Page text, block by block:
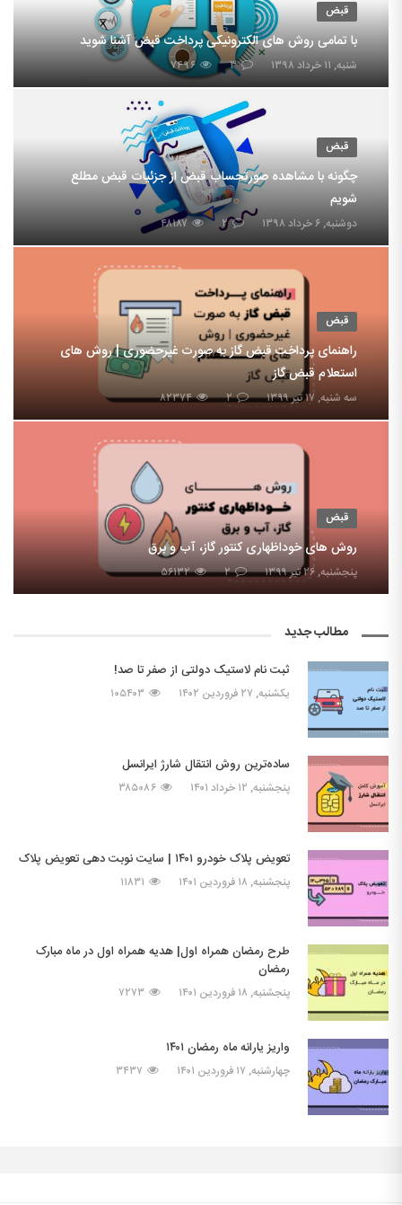
قبض
با تمامی روش های الکترونیکی پرداخت قبض آشنا شوید
شنبه, ۱۱ خرداد ۱۳۹۸ ۳ ۷۴۹۶
قبض
چگونه با مشاهده صورتحساب قبض از جزئیات قبض مطلع
شویم
دوشنبه, ۶ خرداد ۱۳۹۸ ۲ ۴۸۱۸۷
قبض
راهنمای پرداخت قبض گاز به صورت غیرحضوری | روش های
استعلام قبض گاز
سه شنبه, ۱۷ تیر ۱۳۹۹ ۲ ۸۲۳۷۴
قبض
روش های خوداظهاری کنتور گاز، آب و برق
پنجشنبه, ۲۶ تیر ۱۳۹۹ ۲ ۵۶۱۳۲
مطالب جدید
ثبت نام لاستیک دولتی از صفر تا صد!
یکشنبه, ۲۷ فروردین ۱۴۰۲ ۱۰۵۴۰۳
ساده‌ترین روش انتقال شارژ ایرانسل
پنجشنبه, ۱۲ خرداد ۱۴۰۱ ۳۸۵۰۸۶
تعویض پلاک خودرو ۱۴۰۱ | سایت نوبت دهی تعویض پلاک
پنجشنبه, ۱۸ فروردین ۱۴۰۱ ۱۱۸۳۱
طرح رمضان همراه اول| هدیه همراه اول در ماه مبارک
رمضان
پنجشنبه, ۱۸ فروردین ۱۴۰۱ ۷۲۷۳
واریز یارانه ماه رمضان ۱۴۰۱
چهارشنبه, ۱۷ فروردین ۱۴۰۱ ۳۴۳۷